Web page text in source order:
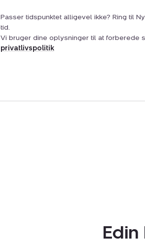
Passer tidspunktet alligevel ikke? Ring til
tid.
Vi bruger dine oplysninger til at forberede
privatlivspolitik